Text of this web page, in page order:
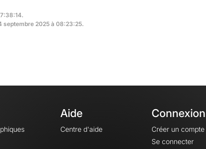
septembre 2025 à 08:23:25.
Aide
Centre d'aide
Connexion
Créer un compte
Se connecter